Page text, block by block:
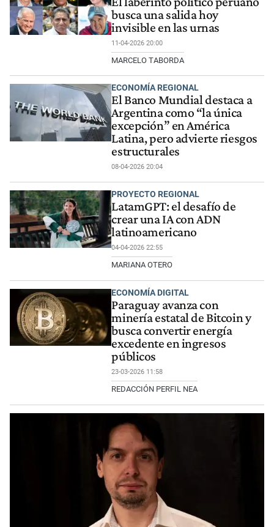
busca una salida hoy
invisible en las urnas
11-04-2026 20:00
MARCELO TABORDA
ECONOMÍA REGIONAL
El Banco Mundial destaca a
Argentina como “la única
excepción” en América
Latina, pero advierte riesgos
estructurales
08-04-2026 20:04
PROYECTO REGIONAL
LatamGPT: el desafío de
crear una IA con ADN
latinoamericano
04-04-2026 22:55
MARIANA OTERO
ECONOMÍA DIGITAL
Paraguay avanza con
minería estatal de Bitcoin y
busca convertir energía
excedente en ingresos
públicos
23-03-2026 11:58
REDACCIÓN PERFIL NEA